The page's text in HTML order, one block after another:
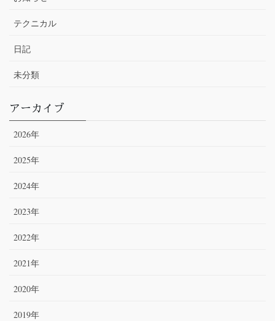
テクニカル
日記
未分類
アーカイブ
2026年
2025年
2024年
2023年
2022年
2021年
2020年
2019年